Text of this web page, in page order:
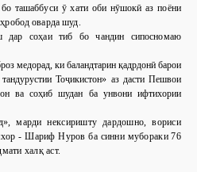
ташаббуси ӯ хати оби нӯшокӣ аз поёни
оварда шуд.
дар соҳаи тиб бо чандин сипосномаю
медорад, ки баландтарин қадрдонӣ барои
Тоҷикистон» аз дасти Пешвои
ва соҳиб шудан ба унвони ифтихории
марди нексиришту дардошно, вориси
- Шариф Нуров ба синни мубораки 76
халқ аст.